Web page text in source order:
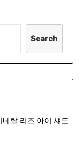
Search
랄 리즈 아이 섀도